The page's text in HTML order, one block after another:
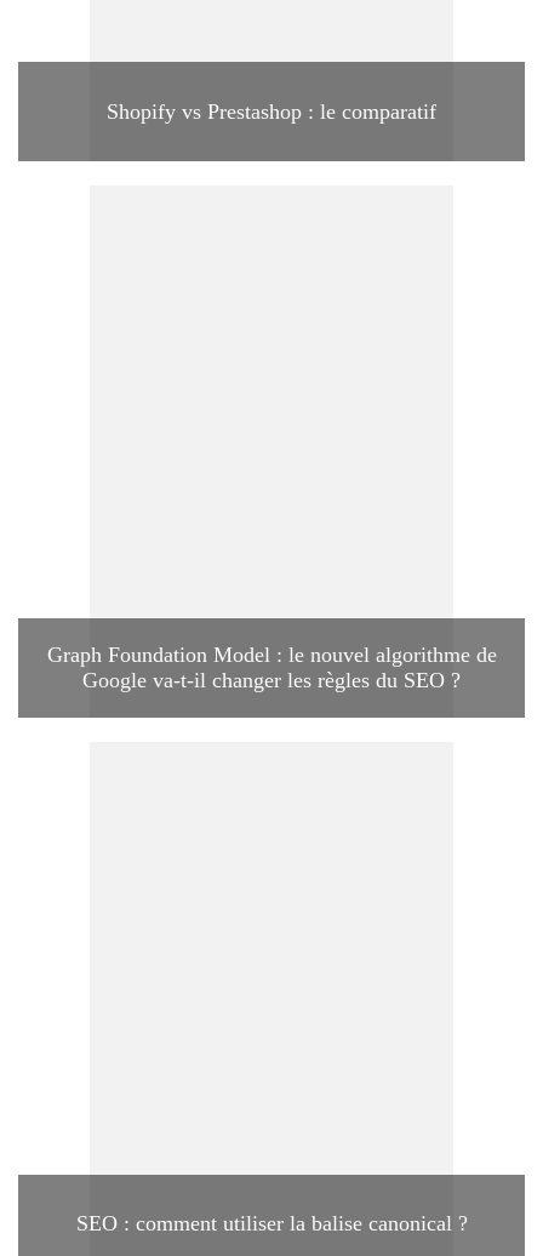
Shopify vs Prestashop : le comparatif
Graph Foundation Model : le nouvel algorithme de
Google va-t-il changer les règles du SEO ?
SEO : comment utiliser la balise canonical ?